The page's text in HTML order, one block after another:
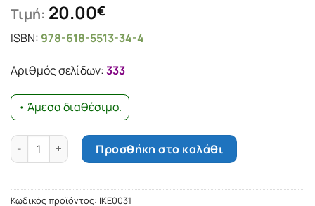
Τιμή: 20.00€
ISBN: 978-618-5513-34-4
Αριθμός σελίδων:333
• Άμεσα διαθέσιμο.
Πουλημένες! Η συνέχεια ποσότητα
Προσθήκη στο καλάθι
Κωδικός προϊόντος: IKE0031